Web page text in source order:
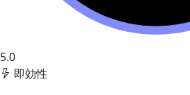
5.0
即効性